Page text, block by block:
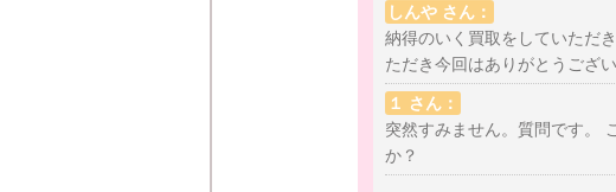
買取OKにしてから、すぐ
やはり、成立してからの
す。なかなか入金されな
スは対応早くてよかったで
しんや さん：
納得のいく買取をしていただ
ただき今回はありがとうござ
１ さん：
突然すみません。質問です。
か？